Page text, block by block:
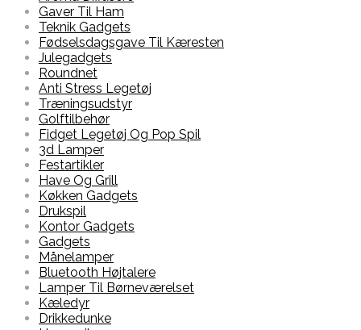
Gaver Til Ham
Teknik Gadgets
Fødselsdagsgave Til Kæresten
Julegadgets
Roundnet
Anti Stress Legetøj
Træningsudstyr
Golftilbehør
Fidget Legetøj Og Pop Spil
3d Lamper
Festartikler
Have Og Grill
Køkken Gadgets
Drukspil
Kontor Gadgets
Gadgets
Månelamper
Bluetooth Højtalere
Lamper Til Børneværelset
Kæledyr
Drikkedunke